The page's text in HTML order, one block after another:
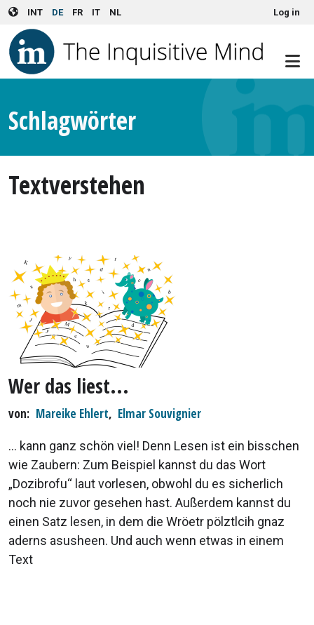
Skip to main content
INT DE FR IT NL User account menuLog in
Schlagwörter
Textverstehen
Wer das liest...
von Mareike Ehlert, Elmar Souvignier
… kann ganz schön viel! Denn Lesen ist ein bisschen
wie Zaubern: Zum Beispiel kannst du das Wort
„Dozibrofu“ laut vorlesen, obwohl du es sicherlich
noch nie zuvor gesehen hast. Außerdem kannst du
einen Satz lesen, in dem die Wröetr pölztlcih gnaz
aderns asusheen. Und auch wenn etwas in einem
Text